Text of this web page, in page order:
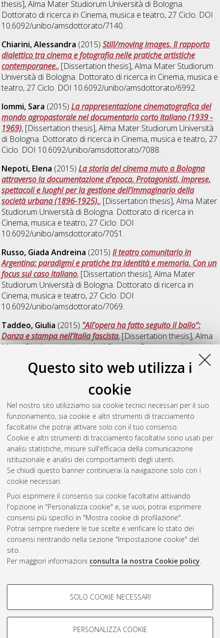
Questo sito web utilizza i
cookie
Nel nostro sito utilizziamo sia cookie tecnici necessari per il suo
funzionamento, sia cookie e altri strumenti di tracciamento
facoltativi che potrai attivare solo con il tuo consenso.
Cookie e altri strumenti di tracciamento facoltativi sono usati per
analisi statistiche, misure sull'efficacia della comunicazione
istituzionale e analisi dei comportamenti degli utenti.
Se chiudi questo banner continuerai la navigazione solo con i
cookie necessari.
Puoi esprimere il consenso sui cookie facoltativi attivando
l'opzione in "Personalizza cookie" e, se vuoi, potrai esprimere
consensi più specifici in "Mostra cookie di profilazione".
Potrai sempre rivedere le tue scelte e verificare lo stato dei
consensi rientrando nella sezione "Impostazione cookie" del
sito.
Per maggiori informazioni consulta la nostra Cookie policy.
COOKIE DI PROFILAZIONE -
Si tratta di cookie utilizzati per analizzare le caratteristiche della
navigazione degli utenti, creare profili in base al loro comportamento
SOLO COOKIE NECESSARI
PERSONALIZZA COOKIE
thesis], Alma Mater Studiorum Università di Bologna.
Dottorato di ricerca in Cinema, musica e teatro, 27 Ciclo. DOI
10.6092/unibo/amsdottorato/7140.
Chiarini, Alessandra (2015)Still/moving images. Il rapporto
dialettico tra cinema e fotografia nelle pratiche artistiche
contemporanee., [Dissertation thesis], Alma Mater Studiorum
Università di Bologna. Dottorato di ricerca in Cinema, musica e
teatro, 27 Ciclo. DOI 10.6092/unibo/amsdottorato/6992.
Iommi, Sara (2015)La rappresentazione cinematografica del
mondo agropastorale nel documentario corto italiano (1939 -
1969), [Dissertation thesis], Alma Mater Studiorum Università
di Bologna. Dottorato di ricerca in Cinema, musica e teatro, 27
Ciclo. DOI 10.6092/unibo/amsdottorato/7088.
Nepoti, Elena (2015)La storia del cinema muto a Bologna
attraverso la documentazione d'epoca. Protagonisti, imprese,
spettacoli e luoghi per la gestione dell'immaginario della
società urbana (1896-1925)., [Dissertation thesis], Alma Mater
Studiorum Università di Bologna. Dottorato di ricerca in
Cinema, musica e teatro, 27 Ciclo. DOI
10.6092/unibo/amsdottorato/7051.
Russo, Giada Andreina (2015)Il teatro comunitario in
Argentina: paradigmi e pratiche tra identità e memoria. Con un
focus sul caso italiano, [Dissertation thesis], Alma Mater
Studiorum Università di Bologna. Dottorato di ricerca in
Cinema, musica e teatro, 27 Ciclo. DOI
10.6092/unibo/amsdottorato/7069.
Taddeo, Giulia (2015) "All'opera ha fatto seguito il ballo":
Danza e stampa nell'Italia fascista, [Dissertation thesis], Alma
Mater Studiorum Università di Bologna. Dottorato di ricerca in
10.6092/unibo/amsdottorato/6967.
(2015)Keplero e la musica. Il Libro III
dell'Harmonice mundi (Linz, 1619): traduzione e Introduzione
[Dissertation thesis], Alma Mater Studiorum Università di
Bologna. Dottorato di ricerca inCinema, musica e teatro
Ciclo. DOI 10.6092/unibo/amsdottorato/7054.
Questa lista e' stata generata ilFri Aug 7 20:50:36 2026 CEST
Atom
Rss 1.0
Rss 2.0
ISSN: 2038-7946
Impostazioni Cookie
Informativa sulla privacy
Condizioni d’uso del sito